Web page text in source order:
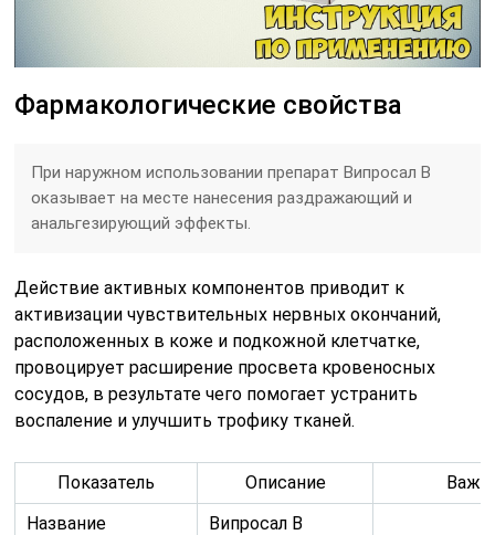
Фармакологические свойства
При наружном использовании препарат Випросал В
оказывает на месте нанесения раздражающий и
анальгезирующий эффекты.
Действие активных компонентов приводит к
активизации чувствительных нервных окончаний,
расположенных в коже и подкожной клетчатке,
провоцирует расширение просвета кровеносных
сосудов, в результате чего помогает устранить
воспаление и улучшить трофику тканей.
Показатель Описание
Название
Випросал В